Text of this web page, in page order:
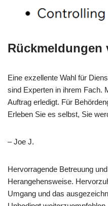
Rückmeldungen
Eine exzellente Wahl für
sind Experten in ihrem Fach.
Auftrag erledigt. Für
Erleben Sie es selbst, Sie
– Joe J.
Hervorragende Betreuung
Herangehensweise.
Umgang und das